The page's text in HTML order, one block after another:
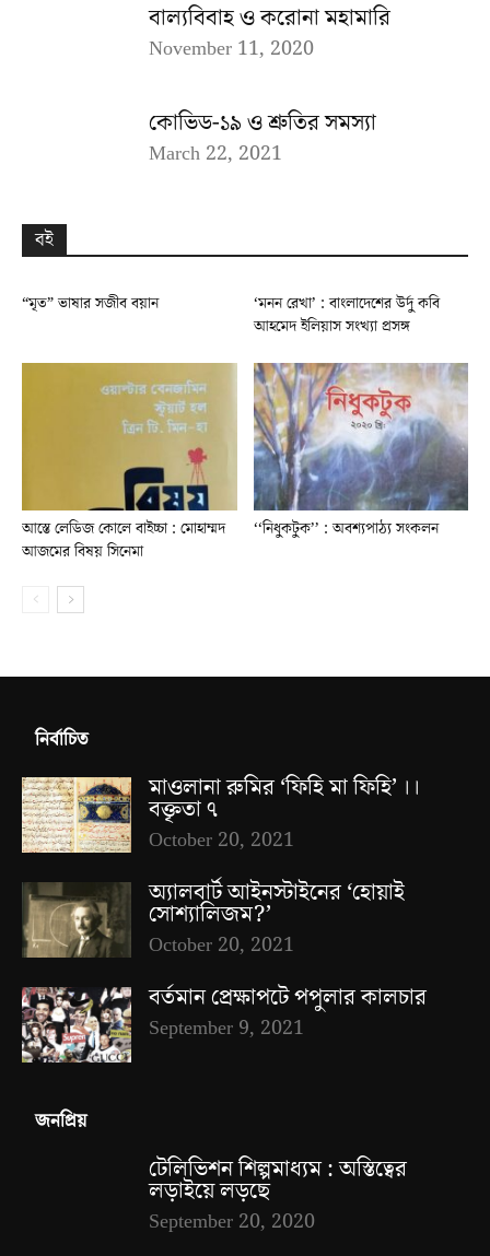
বাল্যবিবাহ ও করোনা মহামারি
November 11, 2020
কোভিড-১৯ ও শ্রুতির সমস্যা
March 22, 2021
বই
“মৃত” ভাষার সজীব বয়ান
‘মনন রেখা’ : বাংলাদেশের উর্দু কবি
আহমেদ ইলিয়াস সংখ্যা প্রসঙ্গ
আস্তে লেডিজ কোলে বাইচ্চা : মোহাম্মদ
আজমের বিষয় সিনেমা
‘‘নিধুকটুক’’ : অবশ্যপাঠ্য সংকলন
নির্বাচিত
মাওলানা রুমির ‘ফিহি মা ফিহি’ ।।
বক্তৃতা ৭
October 20, 2021
অ্যালবার্ট আইনস্টাইনের ‘হোয়াই
সোশ্যালিজম?’
October 20, 2021
বর্তমান প্রেক্ষাপটে পপুলার কালচার
September 9, 2021
জনপ্রিয়
টেলিভিশন শিল্পমাধ্যম : অস্তিত্বের
লড়াইয়ে লড়ছে
September 20, 2020